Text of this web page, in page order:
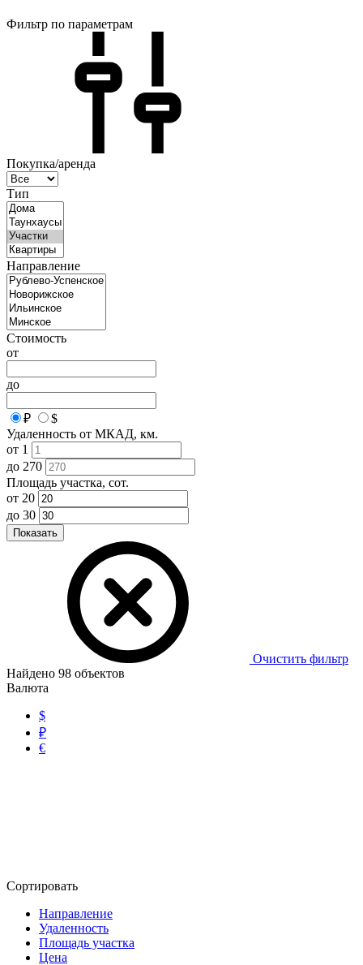
Фильтр по параметрам
Покупка/аренда
Тип
Направление
Стоимость
от
до
₽
$
Удаленность от МКАД, км.
от 1
до 270
Площадь участка, сот.
от 20
до 30
Показать
Очистить фильтр
Найдено 98 объектов
Валюта
$
₽
€
Сортировать
Направление
Удаленность
Площадь участка
Цена